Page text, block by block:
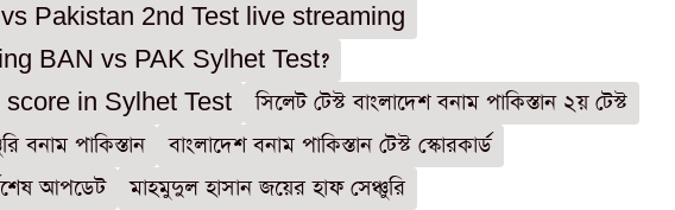
Pakistan 2nd Test live streaming
BAN vs PAK Sylhet Test?
in Sylhet Test
সিলেট টেস্ট বাংলাদেশ বনাম পাকিস্তান ২য় টেস্ট
বনাম পাকিস্তান
বাংলাদেশ বনাম পাকিস্তান টেস্ট স্কোরকার্ড
আপডেট
মাহমুদুল হাসান জয়ের হাফ সেঞ্চুরি